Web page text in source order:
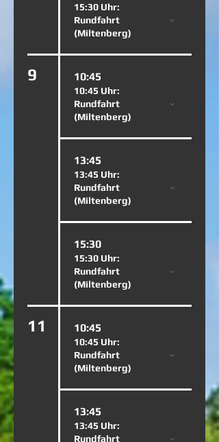
15:30 Uhr:
Rundfahrt
(Miltenberg)
9 10:45
10:45 Uhr:
Rundfahrt
(Miltenberg)
13:45
13:45 Uhr:
Rundfahrt
(Miltenberg)
15:30
15:30 Uhr:
Rundfahrt
(Miltenberg)
11 10:45
10:45 Uhr:
Rundfahrt
(Miltenberg)
13:45
13:45 Uhr:
Rundfahrt